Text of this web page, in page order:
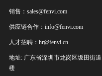
销售：sales@fenvi.com
供应链合作：info@fenvi.com
人才招聘：hr@fenvi.cn
地址: 广东省深圳市龙岗区坂田街
楼